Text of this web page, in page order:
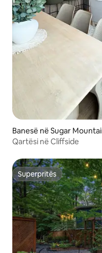
Banesë në Sugar
Qartësi në Cliffside
Superpritës
Superpritës